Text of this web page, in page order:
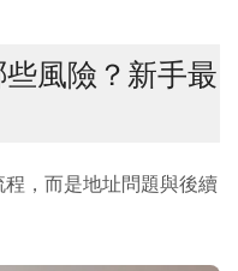
風險？新手最
，而是地址問題與後續